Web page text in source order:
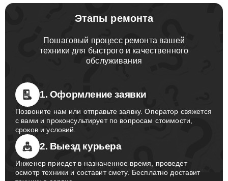
Этапы ремонта
Пошаговый процесс ремонта вашей
техники для быстрого и качественного
обслуживания
1. Оформление заявки
Позвоните нам или отправьте заявку. Оператор свяжется
с вами и проконсультирует по вопросам стоимости,
сроков и условий.
2. Выезд курьера
Инженер приедет в назначенное время, проведет
осмотр техники и составит смету. Бесплатно доставит